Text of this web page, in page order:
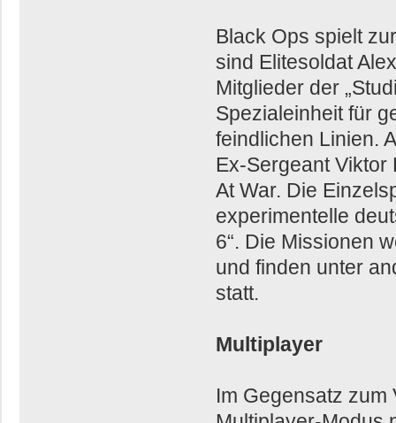
Black Ops spielt
sind Elitesoldat
Mitglieder der
Spezialeinheit für
feindlichen Linien.
Ex-Sergeant Viktor
At War. Die
experimentelle
6“. Die Missionen
und finden unter
statt.
Multiplayer
Im Gegensatz zum